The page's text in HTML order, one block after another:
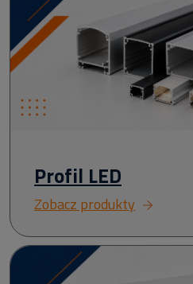
Profil LED
Zobacz produkty